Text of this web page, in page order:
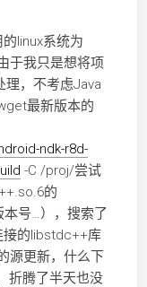
linux系统为
于我只是想将项
理，不考虑Java
最新版本的
ndk-r8d-
-C /proj/尝试
的
本号…），搜索了
接的libstdc++库
源更新，什么下
折腾了半天也没